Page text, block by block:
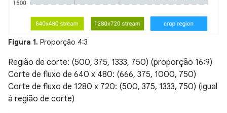
Figura 1. Proporção 4:3
Região de corte: (500, 375, 1333, 750) (proporção 16:9)
Corte de fluxo de 640 x 480: (666, 375, 1000, 750)
Corte de fluxo de 1280 x 720: (500, 375, 1333, 750) (igual
à região de corte)